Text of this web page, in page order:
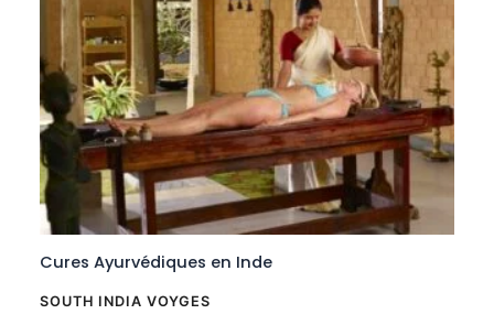
Cures Ayurvédiques en Inde
SOUTH INDIA VOYGES